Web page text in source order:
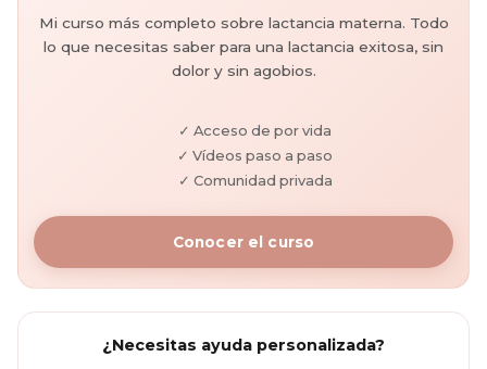
Mi curso más completo sobre lactancia materna. Todo
lo que necesitas saber para una lactancia exitosa, sin
dolor y sin agobios.
✓ Acceso de por vida
✓ Vídeos paso a paso
✓ Comunidad privada
Conocer el curso
¿Necesitas ayuda personalizada?